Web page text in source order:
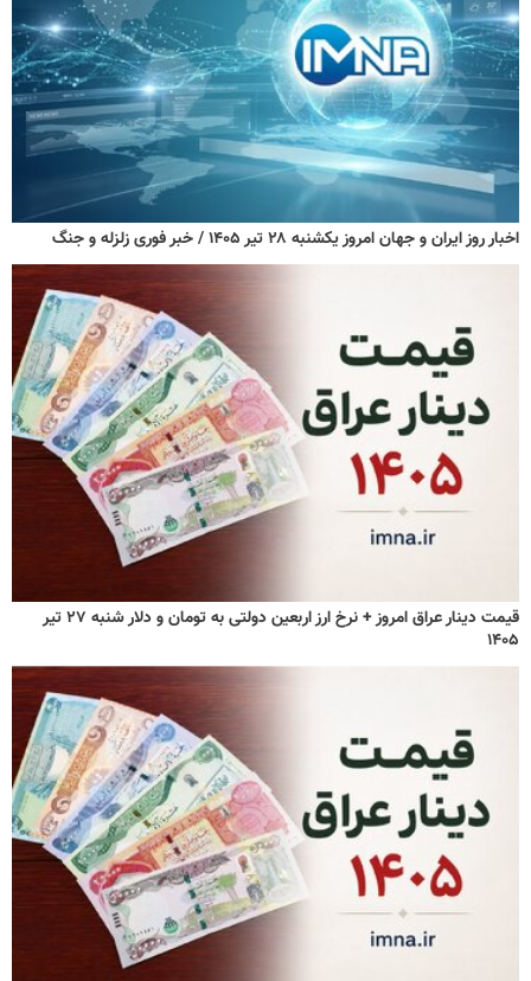
اخبار روز ایران و جهان امروز یکشنبه ۲۸ تیر ۱۴۰۵ / خبر فوری زلزله و جنگ
قیمت دینار عراق امروز + نرخ ارز اربعین دولتی به تومان و دلار شنبه ۲۷ تیر
۱۴۰۵